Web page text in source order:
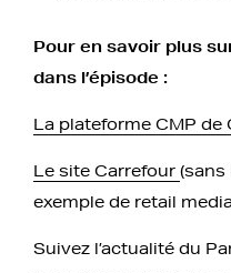
Pour en savoir plus
dans l’épisode :
La plateforme CMP de
Le site Carrefour (sans
exemple de retail
Suivez l’actualité du